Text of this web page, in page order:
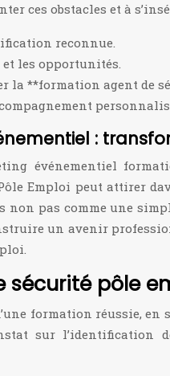
ces obstacles et à
reconnue.
les opportunités.
la **formation agent de
:
événementiel
Emploi peut attirer
non pas comme une
un avenir
sécurité pôle
formation réussie,
sur l’identification